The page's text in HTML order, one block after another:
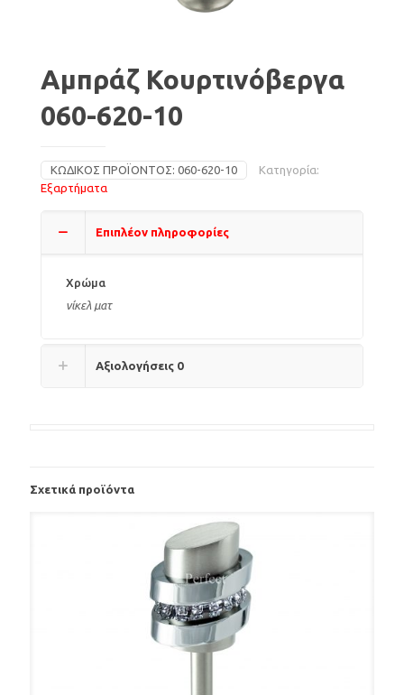
Αμπράζ Κουρτινόβεργα
060-620-10
ΚΩΔΙΚΌΣ ΠΡΟΪΌΝΤΟΣ: 060-620-10
Κατηγορία:
Εξαρτήματα
Επιπλέον πληροφορίες
Χρώμα
νίκελ ματ
Αξιολογήσεις 0
Σχετικά προϊόντα